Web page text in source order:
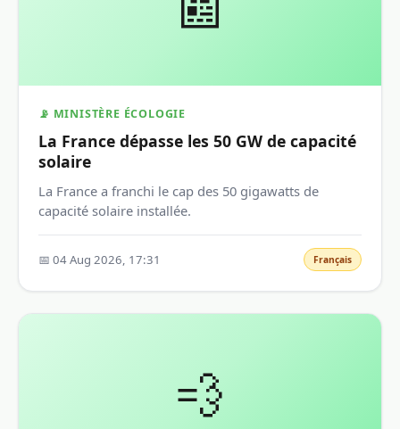
📡 MINISTÈRE ÉCOLOGIE
La France dépasse les 50 GW de capacité
solaire
La France a franchi le cap des 50 gigawatts de
capacité solaire installée.
📅 04 Aug 2026, 17:31 Français
💨